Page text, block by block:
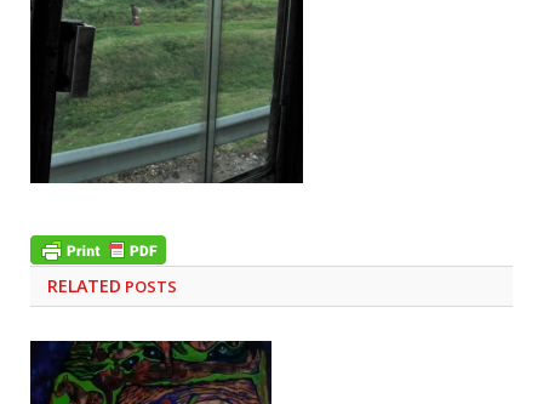
RELATED POSTS